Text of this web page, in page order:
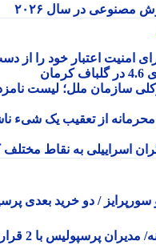
در سال ۲۰۲۶
اعتبار خود را از دست
سازمان ملل؛ لیست نامزدها
از تعقیب یک شیء
به نقاط مختلف
/ دو خرید بعدی
غافلگیری بزرگ شبانه/